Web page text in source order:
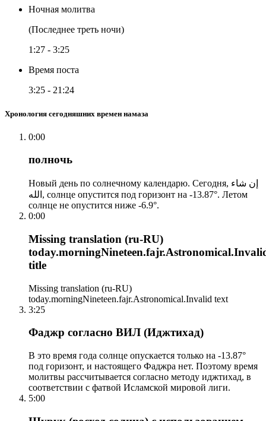
Ночная молитва
(Последнее треть ночи)
1:27 - 3:25
Время поста
3:25 - 21:24
Хронология сегодняшних времен намаза
0:00
полночь
Новый день по солнечному календарю. Сегодня, إن شاء
الله, солнце опустится под горизонт на -13.87°. Летом
солнце не опустится ниже -6.9°.
0:00
Missing translation (ru-RU)
title
Missing translation (ru-RU)
today.morningNineteen.fajr.Astronomical.Invalid text
3:25
Фаджр согласно ВИЛ (Иджтихад)
В это время года солнце опускается только на -13.87°
под горизонт, и настоящего Фаджра нет. Поэтому время
молитвы рассчитывается согласно методу иджтихад, в
соответствии с фатвой Исламской мировой лиги.
5:00